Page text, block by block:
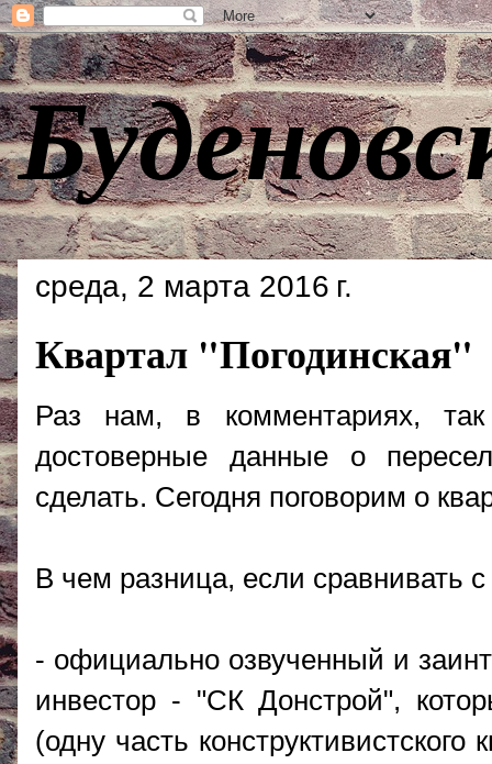
среда, 2 марта 2016 г.
Квартал "Погодинская"
Раз нам, в комментариях,
достоверные данные о
сделать. Сегодня поговорим о
В чем разница, если сравнивать
- официально озвученный и
инвестор - "СК Донстрой",
(одну часть